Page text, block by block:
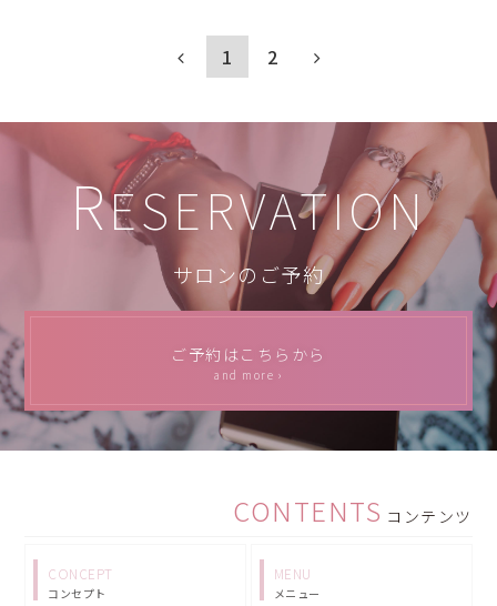
1 2
RESERVATION
サロンのご予約
ご予約はこちらから
and more ›
コンテンツ
CONTENTS
CONCEPT
コンセプト
MENU
メニュー